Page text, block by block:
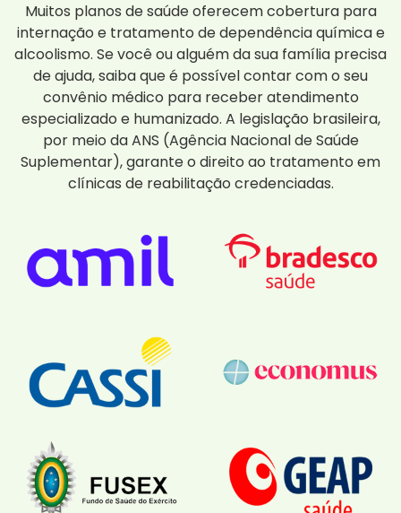
Muitos planos de saúde oferecem cobertura para
internação e tratamento de dependência química e
alcoolismo. Se você ou alguém da sua família precisa
de ajuda, saiba que é possível contar com o seu
convênio médico para receber atendimento
especializado e humanizado. A legislação brasileira,
por meio da ANS (Agência Nacional de Saúde
Suplementar), garante o direito ao tratamento em
clínicas de reabilitação credenciadas.